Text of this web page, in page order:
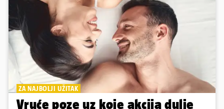
ZA NAJBOLJI UŽITAK
Vruće poze uz koje akcija dulje